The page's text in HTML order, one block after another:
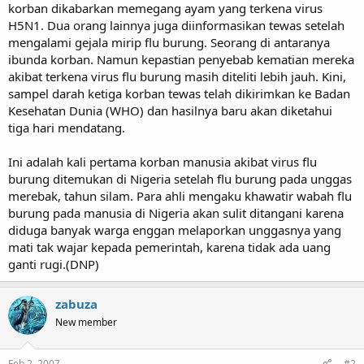
korban dikabarkan memegang ayam yang terkena virus
H5N1. Dua orang lainnya juga diinformasikan tewas setelah
mengalami gejala mirip flu burung. Seorang di antaranya
ibunda korban. Namun kepastian penyebab kematian mereka
akibat terkena virus flu burung masih diteliti lebih jauh. Kini,
sampel darah ketiga korban tewas telah dikirimkan ke Badan
Kesehatan Dunia (WHO) dan hasilnya baru akan diketahui
tiga hari mendatang.
Ini adalah kali pertama korban manusia akibat virus flu
burung ditemukan di Nigeria setelah flu burung pada unggas
merebak, tahun silam. Para ahli mengaku khawatir wabah flu
burung pada manusia di Nigeria akan sulit ditangani karena
diduga banyak warga enggan melaporkan unggasnya yang
mati tak wajar kepada pemerintah, karena tidak ada uang
ganti rugi.(DNP)
zabuza
New member